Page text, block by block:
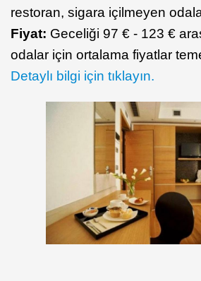
restoran, sigara içilmeyen
Fiyat: Geceliği 97 € - 123 €
odalar için ortalama fiyatlar
Detaylı bilgi için tıklayın.